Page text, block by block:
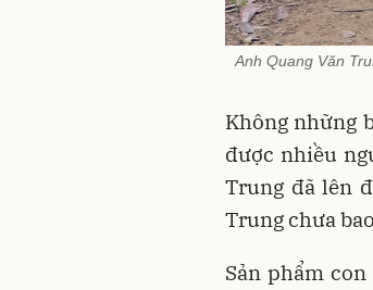
Anh Quang Văn
Không những
được nhiều
Trung đã lên
Trung chưa
Sản phẩm